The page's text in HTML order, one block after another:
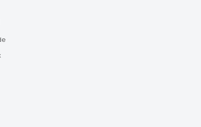
chegou?
que o
pedido foi
produtos?
entrega?